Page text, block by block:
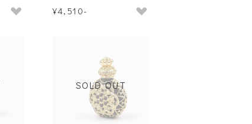
¥4,510-
SOLD OUT